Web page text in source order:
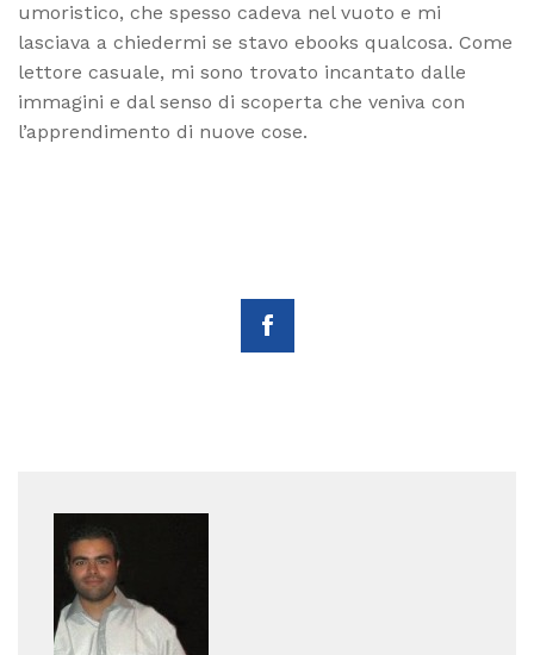
umoristico, che spesso cadeva nel vuoto e mi
lasciava a chiedermi se stavo ebooks qualcosa. Come
lettore casuale, mi sono trovato incantato dalle
immagini e dal senso di scoperta che veniva con
l’apprendimento di nuove cose.